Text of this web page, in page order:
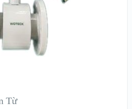
Từ